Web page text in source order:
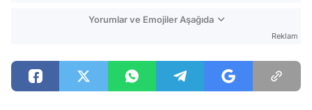
Yorumlar ve Emojiler Aşağıda
Reklam